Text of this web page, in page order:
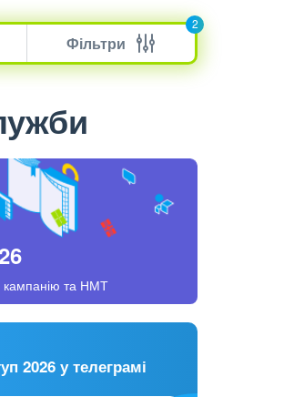
Фільтри
2
кампанію та НМТ
2026 у телеграмі